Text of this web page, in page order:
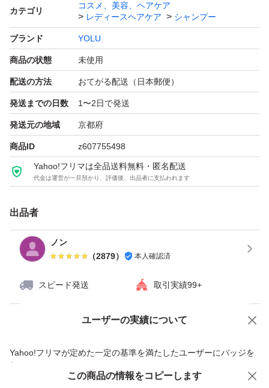
※商品のパッケージに細かな傷などある場合がございま
す。神経質な方はご遠慮下さい。
シャンプー
トリートメント
詰め替え 詰替 詰替え
カテゴリ
コスメ、美容、ヘアケア
レディースヘアケア
シャンプー
ブランド YOLU
商品の状態 未使用
配送の方法 おてがる配送（日本郵便）
発送までの日数 1〜2日で発送
発送元の地域 京都府
商品ID z607755498
Yahoo!フリマは全品送料無料・匿名配送
代金は運営が一旦預かり、評価後、出品者に支払われます
出品者
ノン
（2879） 本人確認済
スピード発送 取引実績99+
ユーザーの実績について
Yahoo!フリマが定めた一定の基準を満たしたユーザーにバッジを
付与しています
価格の相談 商品への質問
この商品の情報をコピーします
この商品をみている人にオススメ